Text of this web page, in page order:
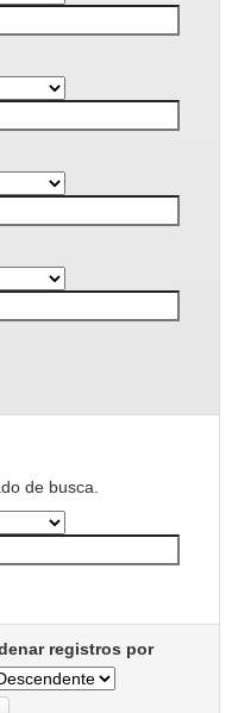
de busca.
registros por